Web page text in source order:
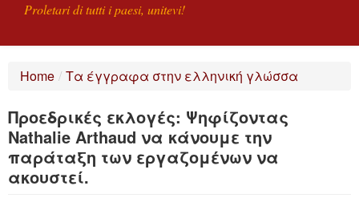
Proletari di tutti i paesi, unitevi!
RICERCA
SCRIVETECI
Home / Τα έγγραφα στην ελληνική γλώσσα
Προεδρικές εκλογές: Ψηφίζοντας
Nathalie Arthaud να κάνουμε την
παράταξη των εργαζoμένων να
ακουστεί.